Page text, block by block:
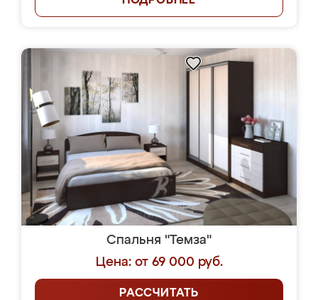
Спальня "Темза"
Цена: от 69 000 руб.
РАССЧИТАТЬ